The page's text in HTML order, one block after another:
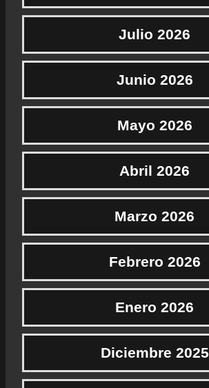
Julio 2026
Junio 2026
Mayo 2026
Abril 2026
Marzo 2026
Febrero 2026
Enero 2026
Diciembre 2025